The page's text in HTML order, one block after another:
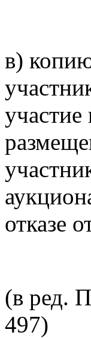
в)
отказе
(в ред.
497)